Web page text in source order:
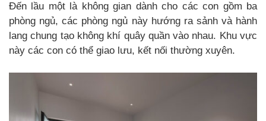
Đến lầu một là không gian dành cho các con gồm ba
phòng ngủ, các phòng ngủ này hướng ra sảnh và hành
lang chung tạo không khí quây quần vào nhau. Khu vực
này các con có thể giao lưu, kết nối thường xuyên.